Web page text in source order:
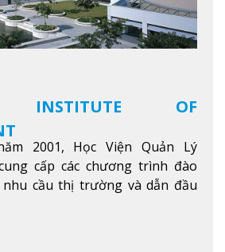
INSTITUTE OF
2001, Học Viện Quản Lý
cấp các chương trình đào
cầu thị trường và dẫn đầu